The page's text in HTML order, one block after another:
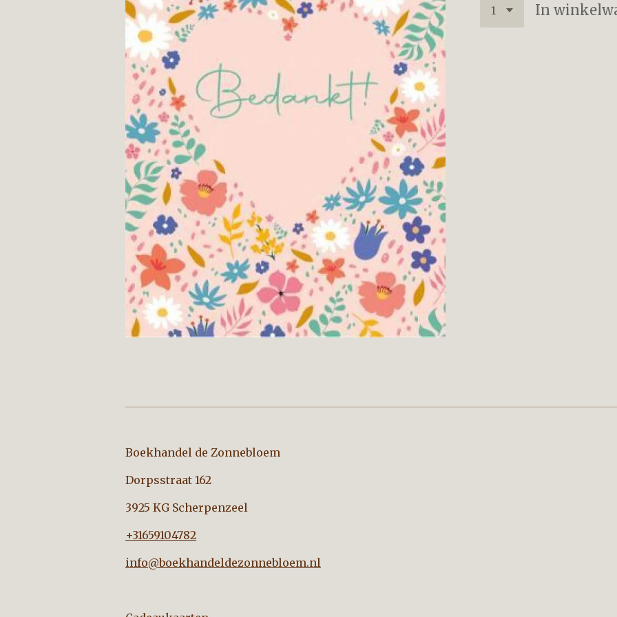
In
Boekhandel de Zonnebloem
Dorpsstraat 162
3925 KG Scherpenzeel
+31659104782
info@boekhandeldezonnebloem.nl